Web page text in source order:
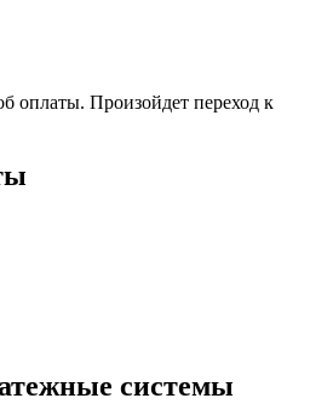
оплаты. Произойдет переход к
системы